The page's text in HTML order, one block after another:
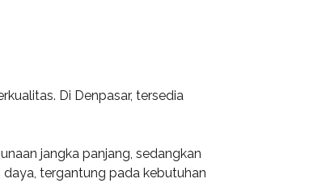
Di Denpasar, tersedia
jangka panjang, sedangkan
tergantung pada kebutuhan